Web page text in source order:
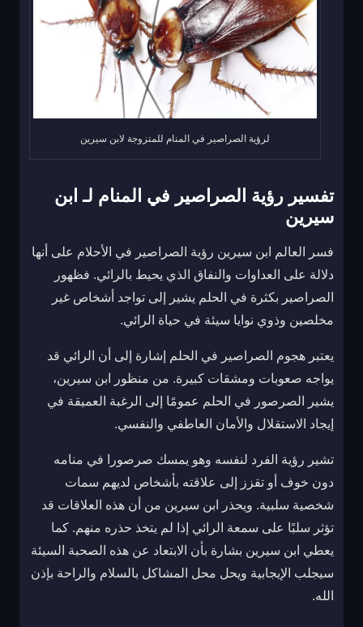
لرؤية الصراصير في المنام للمتزوجة لابن سيرين
تفسير رؤية الصراصير في المنام لـ ابن
سيرين
فسر العالم ابن سيرين رؤية الصراصير في الأحلام على أنها
دلالة على العداوات والنفاق الذي يحيط بالرائي. فظهور
الصراصير بكثرة في الحلم يشير إلى تواجد أشخاص غير
مخلصين وذوي نوايا سيئة في حياة الرائي.
يعتبر هجوم الصراصير في الحلم إشارة إلى أن الرائي قد
يواجه صعوبات ومشقات كبيرة. من منظور ابن سيرين،
يشير الصرصور في الحلم عمومًا إلى الرغبة العميقة في
إيجاد الاستقلال والأمان العاطفي والنفسي.
تشير رؤية الفرد لنفسه وهو يمسك صرصورا في منامه
دون خوف أو تقزز إلى علاقته بأشخاص لديهم سمات
شخصية سلبية. ويحذر ابن سيرين من أن هذه العلاقات قد
تؤثر سلبًا على سمعة الرائي إذا لم يتخذ حذره منهم. كما
يعطي ابن سيرين بشارة بأن الابتعاد عن هذه الصحبة السيئة
سيجلب الإيجابية ويحل محل المشاكل بالسلام والراحة بإذن
الله.